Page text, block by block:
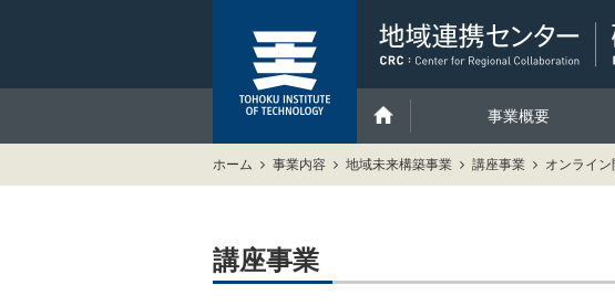
事業概要
ホーム 事業内容 地域未来構築事業 講座事業 オンライン
講座事業